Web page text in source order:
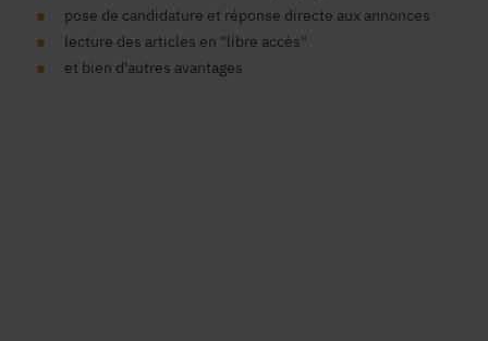
pose de candidature et réponse directe aux annonces
lecture des articles en "libre accès"
et bien d'autres avantages